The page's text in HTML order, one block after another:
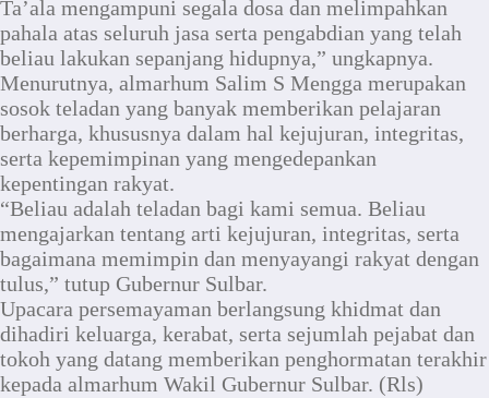
Ta’ala mengampuni segala dosa dan melimpahkan
pahala atas seluruh jasa serta pengabdian yang telah
beliau lakukan sepanjang hidupnya,” ungkapnya.
Menurutnya, almarhum Salim S Mengga merupakan
sosok teladan yang banyak memberikan pelajaran
berharga, khususnya dalam hal kejujuran, integritas,
serta kepemimpinan yang mengedepankan
kepentingan rakyat.
“Beliau adalah teladan bagi kami semua. Beliau
mengajarkan tentang arti kejujuran, integritas, serta
bagaimana memimpin dan menyayangi rakyat dengan
tulus,” tutup Gubernur Sulbar.
Upacara persemayaman berlangsung khidmat dan
dihadiri keluarga, kerabat, serta sejumlah pejabat dan
tokoh yang datang memberikan penghormatan terakhir
kepada almarhum Wakil Gubernur Sulbar. (Rls)